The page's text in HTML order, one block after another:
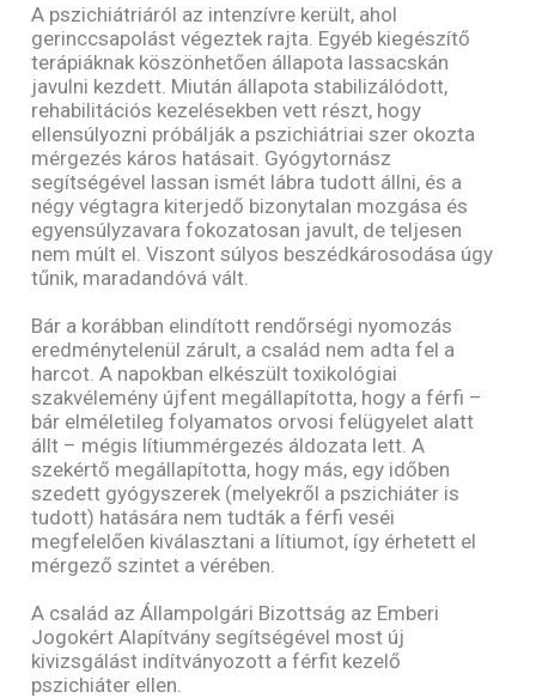
A pszichiátriáról az intenzívre került, ahol
gerinccsapolást végeztek rajta. Egyéb kiegészítő
terápiáknak köszönhetően állapota lassacskán
javulni kezdett. Miután állapota stabilizálódott,
rehabilitációs kezelésekben vett részt, hogy
ellensúlyozni próbálják a pszichiátriai szer okozta
mérgezés káros hatásait. Gyógytornász
segítségével lassan ismét lábra tudott állni, és a
négy végtagra kiterjedő bizonytalan mozgása és
egyensúlyzavara fokozatosan javult, de teljesen
nem múlt el. Viszont súlyos beszédkárosodása úgy
tűnik, maradandóvá vált.
Bár a korábban elindított rendőrségi nyomozás
eredménytelenül zárult, a család nem adta fel a
harcot. A napokban elkészült toxikológiai
szakvélemény újfent megállapította, hogy a férfi –
bár elméletileg folyamatos orvosi felügyelet alatt
állt – mégis lítiummérgezés áldozata lett. A
szekértő megállapította, hogy más, egy időben
szedett gyógyszerek (melyekről a pszichiáter is
tudott) hatására nem tudták a férfi veséi
megfelelően kiválasztani a lítiumot, így érhetett el
mérgező szintet a vérében.
A család az Állampolgári Bizottság az Emberi
Jogokért Alapítvány segítségével most új
kivizsgálást indítványozott a férfit kezelő
pszichiáter ellen.